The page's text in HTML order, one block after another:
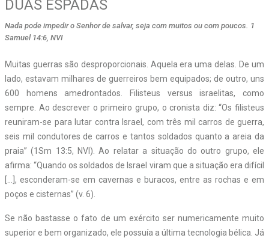
DUAS ESPADAS
Nada pode impedir o Senhor de salvar, seja com muitos ou com poucos. 1
Samuel 14:6, NVI
Muitas guerras são desproporcionais. Aquela era uma delas. De um
lado, estavam milhares de guerreiros bem equipados; de outro, uns
600 homens amedrontados. Filisteus versus israelitas, como
sempre. Ao descrever o primeiro grupo, o cronista diz: “Os filisteus
reuniram-se para lutar contra Israel, com três mil carros de guerra,
seis mil condutores de carros e tantos soldados quanto a areia da
praia” (1Sm 13:5, NVI). Ao relatar a situação do outro grupo, ele
afirma: “Quando os soldados de Israel viram que a situação era difícil
[…], esconderam-se em cavernas e buracos, entre as rochas e em
poços e cisternas” (v. 6).
Se não bastasse o fato de um exército ser numericamente muito
superior e bem organizado, ele possuía a última tecnologia bélica. Já